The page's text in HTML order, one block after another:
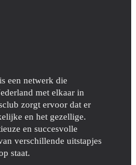
een netwerk die
met elkaar in
zorgt ervoor dat er
en het gezellige.
en succesvolle
verschillende uitstapjes
staat.